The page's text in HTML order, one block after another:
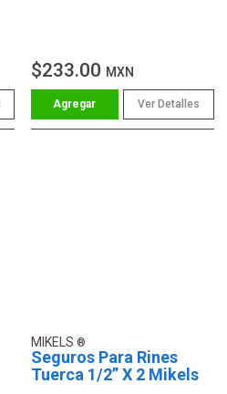
$233.00 MXN
Ver Detalles
MIKELS
Seguros Para Rines
Tuerca 1/2” X 2 Mikels